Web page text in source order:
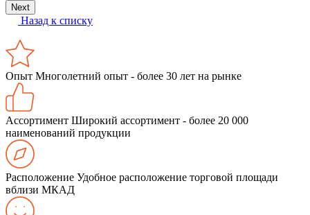
Next
Назад к списку
Опыт Многолетний опыт - более 30 лет на рынке
Ассортимент Широкий ассортимент - более 20 000
наименований продукции
Расположение Удобное расположение торговой площади
вблизи МКАД